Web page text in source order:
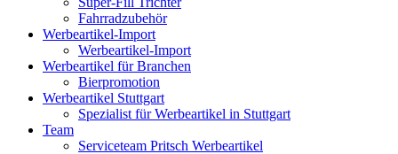
Fahrradzubehör
Werbeartikel-Import
Werbeartikel-Import
Werbeartikel für Branchen
Bierpromotion
Werbeartikel Stuttgart
Spezialist für Werbeartikel in Stuttgart
Team
Serviceteam Pritsch Werbeartikel